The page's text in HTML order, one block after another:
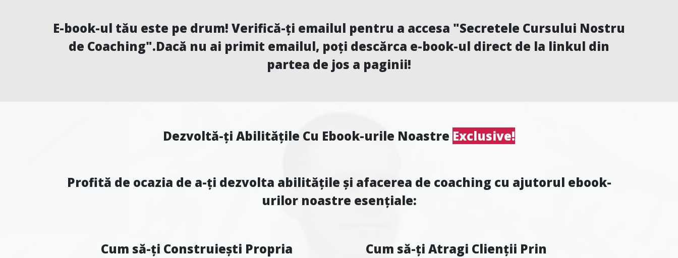
E-book-ul tău este pe drum! Verifică-ți emailul pentru a accesa "Secretele Cursului Nostru
de Coaching".Dacă nu ai primit emailul, poți descărca e-book-ul direct de la linkul din
partea de jos a paginii!
Dezvoltă-ți Abilitățile Cu Ebook-urile Noastre Exclusive!
Profită de ocazia de a-ți dezvolta abilitățile și afacerea de coaching cu ajutorul ebook-
urilor noastre esențiale:
Cum să-ți Construiești Propria
Cum să-ți Atragi Clienții Prin